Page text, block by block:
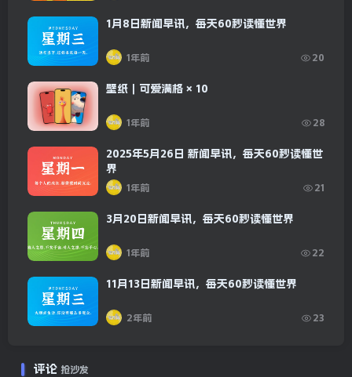
1月8日新闻早讯，每天60秒读懂世界
1年前 20
壁纸｜可爱满格 × 10
1年前 28
2025年5月26日 新闻早讯，每天60秒读懂世
界
1年前 21
3月20日新闻早讯，每天60秒读懂世界
1年前 22
11月13日新闻早讯，每天60秒读懂世界
2年前 23
评论 抢沙发